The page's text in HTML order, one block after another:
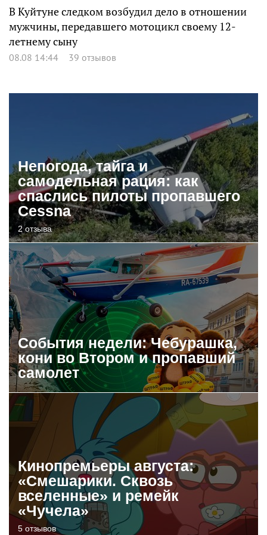
В Куйтуне следком возбудил дело в отношении
мужчины, передавшего мотоцикл своему 12-
летнему сыну
08.08 14:44 39 отзывов
Непогода, тайга и
самодельная рация: как
спаслись пилоты пропавшего
Cessna
2 отзыва
События недели: Чебурашка,
кони во Втором и пропавший
самолет
Кинопремьеры августа:
«Смешарики. Сквозь
вселенные» и ремейк
«Чучела»
5 отзывов